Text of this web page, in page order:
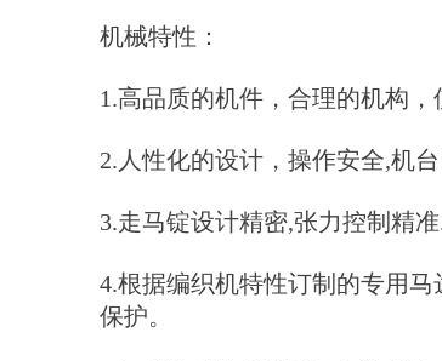
机械特性：
1.高品质的机件，合理的机构
2.人性化的设计，操作安全,机
3.走马锭设计精密,张力控制精
4.根据编织机特性订制的专用
保护。